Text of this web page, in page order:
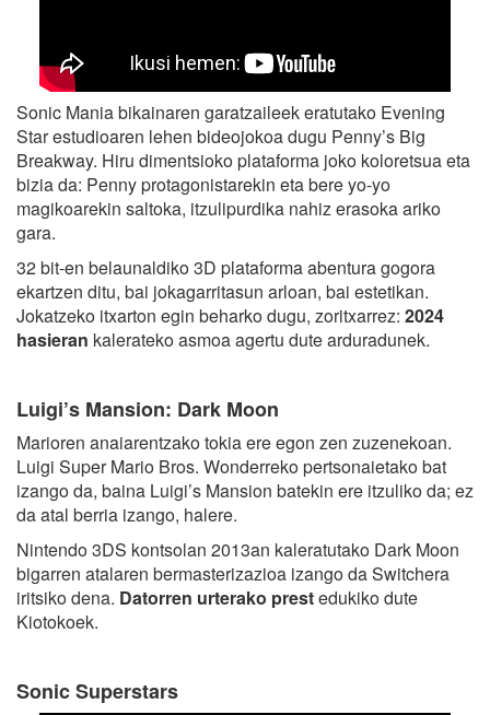
Sonic Mania bikainaren garatzaileek eratutako Evening
Star estudioaren lehen bideojokoa dugu Penny’s Big
Breakway. Hiru dimentsioko plataforma joko koloretsua eta
bizia da: Penny protagonistarekin eta bere yo-yo
magikoarekin saltoka, itzulipurdika nahiz erasoka ariko
gara.
32 bit-en belaunaldiko 3D plataforma abentura gogora
ekartzen ditu, bai jokagarritasun arloan, bai estetikan.
Jokatzeko itxarton egin beharko dugu, zoritxarrez: 2024
hasieran kalerateko asmoa agertu dute arduradunek.
Luigi’s Mansion: Dark Moon
Marioren anaiarentzako tokia ere egon zen zuzenekoan.
Luigi Super Mario Bros. Wonderreko pertsonaietako bat
izango da, baina Luigi’s Mansion batekin ere itzuliko da; ez
da atal berria izango, halere.
Nintendo 3DS kontsolan 2013an kaleratutako Dark Moon
bigarren atalaren bermasterizazioa izango da Switchera
iritsiko dena. Datorren urterako prestedukiko dute
Kiotokoek.
Sonic Superstars